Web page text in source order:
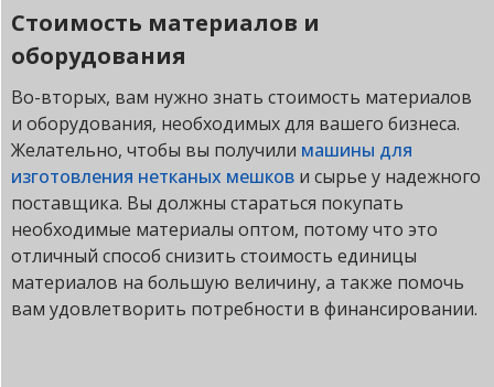
Стоимость материалов и
оборудования
Во-вторых, вам нужно знать стоимость материалов
и оборудования, необходимых для вашего бизнеса.
Желательно, чтобы вы получили машины для
изготовления нетканых мешков и сырье у надежного
поставщика. Вы должны стараться покупать
необходимые материалы оптом, потому что это
отличный способ снизить стоимость единицы
материалов на большую величину, а также помочь
вам удовлетворить потребности в финансировании.